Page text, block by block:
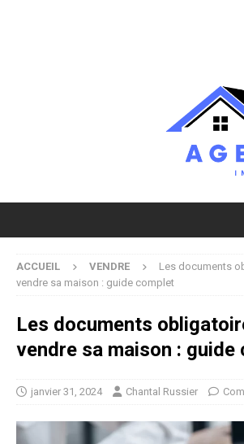
ACCUEIL VENDRE
Les documents
vendre sa maison : guide complet
Les documents
vendre sa maison : guide
janvier 31, 2024 Chantal Russier